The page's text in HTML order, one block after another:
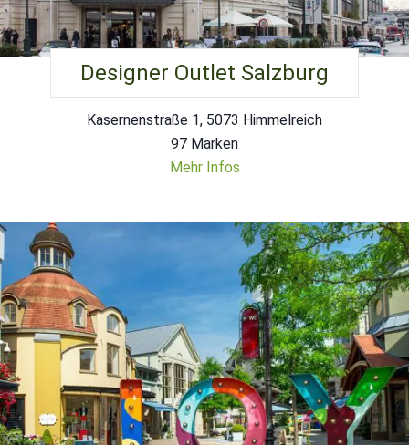
Designer Outlet Salzburg
Kasernenstraße 1, 5073 Himmelreich
97 Marken
Mehr Infos